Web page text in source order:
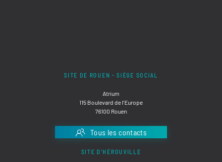
SITE DE ROUEN - SIÈGE SOCIAL
Atrium
115 Boulevard de l'Europe
76100 Rouen
Tous les contacts
SITE D'HÉROUVILLE